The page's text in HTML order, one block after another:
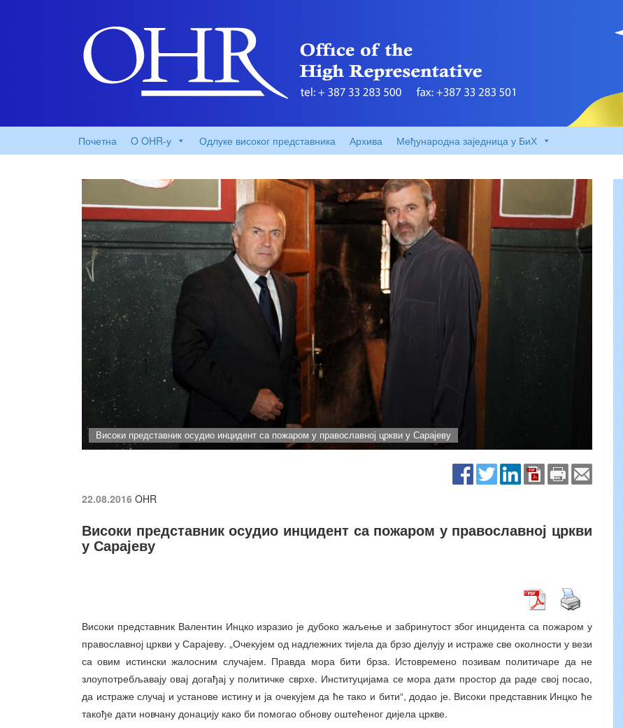
Почетна O OHR-у Одлуке високог представника Архива Међународна заједница у БиХ
Високи представник осудио инцидент са пожаром у православној цркви у Сарајеву
22.08.2016 OHR
Високи представник осудио инцидент са пожаром у православној цркви
у Сарајеву
Високи представник Валентин Инцко изразио је дубоко жаљење и забринутост због инцидента са пожаром у
православној цркви у Сарајеву. „Очекујем од надлежних тијела да брзо дјелују и истраже све околности у вези
са овим истински жалосним случајем. Правда мора бити брза. Истовремено позивам политичаре да не
злоупотребљавају овај догађај у политичке сврхе. Институцијама се мора дати простор да раде свој посао,
да истраже случај и установе истину и ја очекујем да ће тако и бити“, додао је. Високи представник Инцко ће
такође дати новчану донацију како би помогао обнову оштећеног дијела цркве.